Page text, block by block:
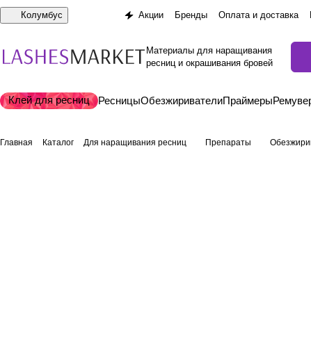
Колумбус Акции Бренды Оплата и доставка
Материалы для наращивания
ресниц и окрашивания бровей
Клей для ресниц РесницыОбезжиривателиПраймеры
Главная Каталог Для наращивания ресниц Препараты